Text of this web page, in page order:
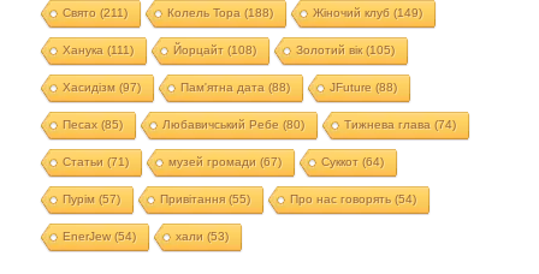
Свято (211) Колель Тора (188) Жіночий клуб (149)
Ханука (111) Йорцайт (108) Золотий вік(105)
Хасидізм (97) Пам'ятна дата (88) JFuture (88)
Песах(85) Любавичський Ребе (80) Тижнева глава (74)
Статьи (71) музей громади (67) Суккот (64)
Пурім (57) Привітання(55) Про нас говорять (54)
EnerJew(54) хали (53)